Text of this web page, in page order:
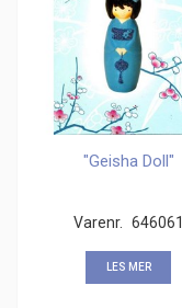
"Geisha Doll"
Varenr. 646061
LES MER